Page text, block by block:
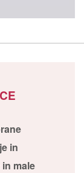
in
male